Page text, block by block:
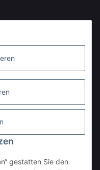
gestatten Sie den